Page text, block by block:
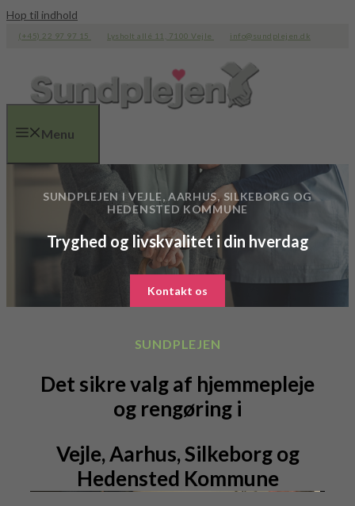
Hop til indhold
(+45) 22 97 97 15 Lysholt allé 11, 7100 Vejle info@sundplejen.dk
Menu
SUNDPLEJEN I VEJLE, AARHUS, SILKEBORG OG
HEDENSTED KOMMUNE
Tryghed og livskvalitet i din hverdag
Kontakt os
SUNDPLEJEN
Det sikre valg af hjemmepleje
og rengøring i
Vejle, Aarhus, Silkeborg og
Hedensted Kommune